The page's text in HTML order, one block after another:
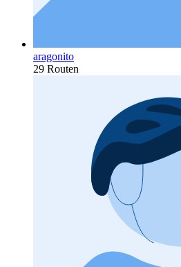
aragonito
29 Routen